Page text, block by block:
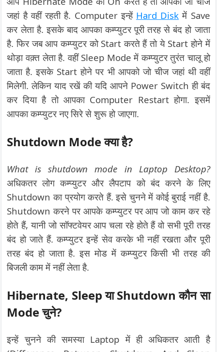
जहां है वहीं रहती है. Computer इन्हें Hard Disk में Save
कर लेता है. इसके बाद आपका कम्प्युटर पूरी तरह से बंद हो जाता
है. फिर जब आप कम्प्युटर को Start करते हैं तो ये Start होने में
थोड़ा वक़्त लेता है. वहीं Sleep Mode में कम्प्युटर तुरंत चालू हो
जाता है. इसके Start होने पर भी आपको जो चीज जहां थी वहीं
मिलेगी. लेकिन याद रखें की यदि आपने Power Switch ही बंद
कर दिया है तो आपका Computer Restart होगा. इसमें
आपका कम्प्युटर नए सिरे से शुरू हो जाएगा.
Shutdown Mode क्या है?
What is shutdown mode in Laptop Desktop?
अधिकतर लोग कम्प्युटर और लैपटाप को बंद करने के लिए
Shutdown का प्रयोग करते हैं. इसे चुनने में कोई बुराई नहीं है.
Shutdown करने पर आपके कम्प्युटर पर आप जो काम कर रहे
होते हैं, यानी जो सॉफ्टवेयर आप चला रहे होते हैं वो सभी पूरी तरह
बंद हो जाते हैं. कम्प्युटर इन्हें सेव करके भी नहीं रखता और पूरी
तरह बंद हो जाता है. इस मोड में कम्प्युटर किसी भी तरह की
बिजली काम में नहीं लेता है.
Hibernate, Sleep या Shutdown कौन सा
Mode चुने?
इन्हें चुनने की समस्या Laptop में ही अधिकतर आती है